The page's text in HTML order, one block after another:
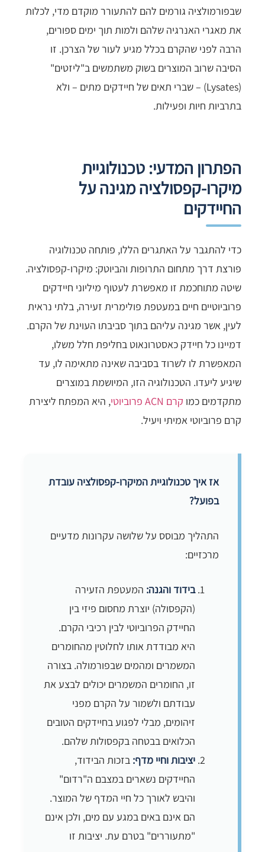
שבפורמולציה גורמים להם להתעורר מוקדם מדי, לכלות
את מאגרי האנרגיה שלהם ולמות תוך ימים ספורים,
הרבה לפני שהקרם בכלל מגיע לעור של הצרכן. זו
הסיבה שרוב המוצרים בשוק משתמשים ב"ליזטים"
(Lysates) – שברי תאים של חיידקים מתים – ולא
בתרביות חיות ופעילות.
הפתרון המדעי: טכנולוגיית
מיקרו-קפסולציה מגינה על
החיידקים
כדי להתגבר על האתגרים הללו, פותחה טכנולוגיה
פורצת דרך מתחום התרופות והביוטק: מיקרו-קפסולציה.
שיטה מתוחכמת זו מאפשרת לעטוף מיליוני חיידקים
פרוביוטיים חיים במעטפת פולימרית זעירה, בלתי נראית
לעין, אשר מגינה עליהם בתוך סביבתו העוינת של הקרם.
דמיינו כל חיידק כאסטרונאוט בחליפת חלל משלו,
המאפשרת לו לשרוד בסביבה שאינה מתאימה לו, עד
שיגיע ליעדו. הטכנולוגיה הזו, המיושמת במוצרים
מתקדמים כמו קרם ACN פרוביוטי
, היא המפתח ליצירת
קרם פרוביוטי אמיתי ויעיל.
אז איך טכנולוגיית המיקרו-קפסולציה עובדת
בפועל?
התהליך מבוסס על שלושה עקרונות מדעיים
מרכזיים:
בידוד והגנה: המעטפת הזעירה
(הקפסולה) יוצרת מחסום פיזי בין
החיידק הפרוביוטי לבין רכיבי הקרם.
היא מבודדת אותו לחלוטין מהחומרים
המשמרים ומהמים שבפורמולה. בצורה
זו, החומרים המשמרים יכולים לבצע את
עבודתם ולשמור על הקרם מפני
זיהומים, מבלי לפגוע בחיידקים הטובים
הכלואים בבטחה בקפסולות שלהם.
יציבות וחיי מדף: בזכות הבידוד,
החיידקים נשארים במצבם ה"רדום"
והיבש לאורך כל חיי המדף של המוצר.
הם אינם באים במגע עם מים, ולכן אינם
"מתעוררים" בטרם עת. יציבות זו